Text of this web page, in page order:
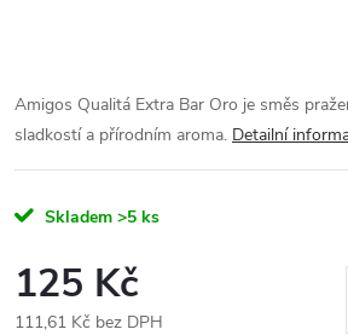
Amigos Qualitá Extra Bar Oro je směs
sladkostí a přírodním aroma. Detailní
Skladem >5 ks
125 Kč
111,61 Kč bez DPH